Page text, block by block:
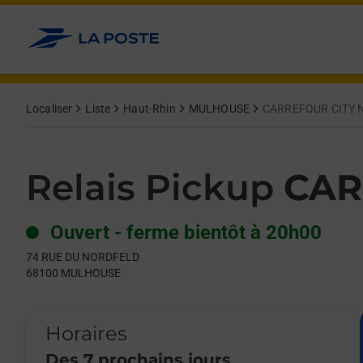
Allez au contenu
Localiser Liste Haut-Rhin MULHOUSE CARREFOUR CITY
Relais Pickup
Ouvert - ferme bientôt à 20h00
74 RUE DU NORDFELD
68100 MULHOUSE
Horaires
Day of the WeekHours
Get directions to Relais Pickup at 74 RUE DU NORDFELD
lien s'ouvre dans un nouvel onglet